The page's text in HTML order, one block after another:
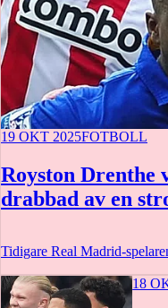
19 OKT 2025FOTBOLL
Royston Drenthe
drabbad av en
Tidigare Real Madrid-
18